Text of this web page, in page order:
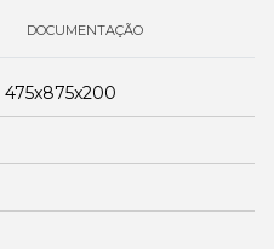
DOCUMENTAÇÃO
475x875x200